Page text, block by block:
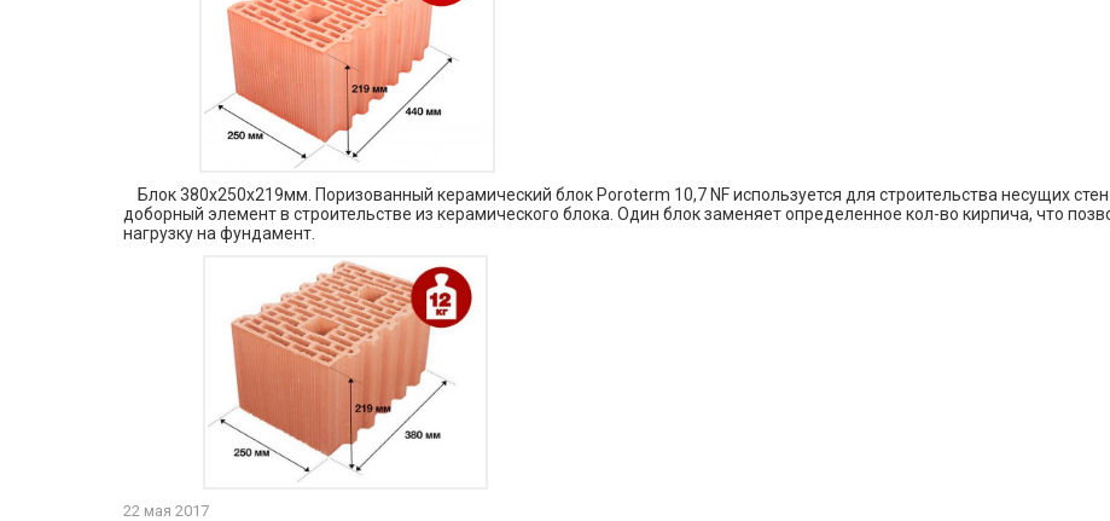
Блок 380x250x219мм. Поризованный керамический блок Poroterm 10,7 NF используется для строительства несущих
доборный элемент в строительстве из керамического блока. Один блок заменяет определенное кол-во кирпича, что
нагрузку на фундамент.
22 мая 2017